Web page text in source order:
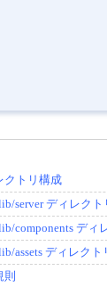
クトリ構成
server ディレクト
components ディ
assets ディレクト
則